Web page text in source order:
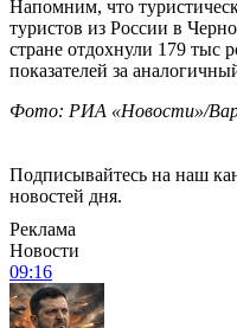
Напомним, что
туристов из России в
стране отдохнули 179 тыс
показателей за
Фото: РИА «Новости»/
Подписывайтесь на наш
новостей дня.
Реклама
Новости
09:16